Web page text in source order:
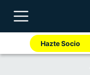
Hazte Socio